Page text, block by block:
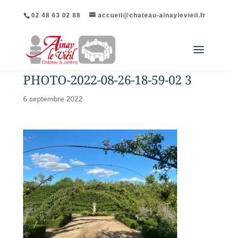
02 48 63 02 88 accueil@chateau-ainaylevieil.fr
PHOTO-2022-08-26-18-59-02 3
6 septembre 2022